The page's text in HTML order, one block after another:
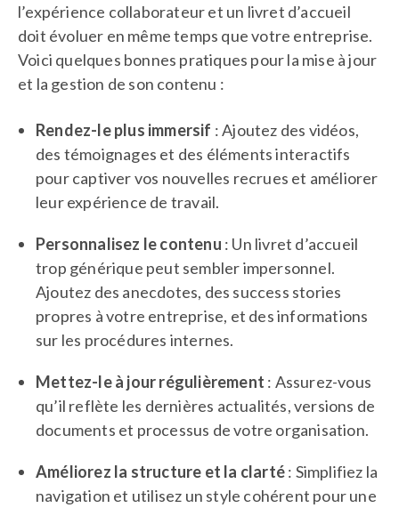
l’expérience collaborateur et un livret d’accueil
doit évoluer en même temps que votre entreprise.
Voici quelques bonnes pratiques pour la mise à jour
et la gestion de son contenu :
Rendez-le plus immersif : Ajoutez des vidéos,
des témoignages et des éléments interactifs
pour captiver vos nouvelles recrues et améliorer
leur expérience de travail.
Personnalisez le contenu : Un livret d’accueil
trop générique peut sembler impersonnel.
Ajoutez des anecdotes, des success stories
propres à votre entreprise, et des informations
sur les procédures internes.
Mettez-le à jour régulièrement : Assurez-vous
qu’il reflète les dernières actualités, versions de
documents et processus de votre organisation.
Améliorez la structure et la clarté: Simplifiez la
navigation et utilisez un style cohérent pour une